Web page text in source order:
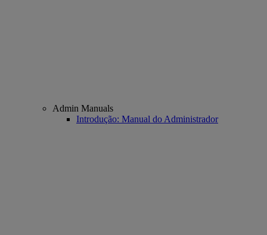
Admin Manuals
Introdução: Manual do Administrador